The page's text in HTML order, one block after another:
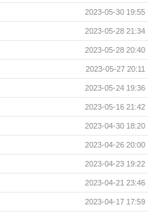
2023-05-30 19:55
2023-05-28 21:34
2023-05-28 20:40
2023-05-27 20:11
2023-05-24 19:36
2023-05-16 21:42
2023-04-30 18:20
2023-04-26 20:00
2023-04-23 19:22
2023-04-21 23:46
2023-04-17 17:59